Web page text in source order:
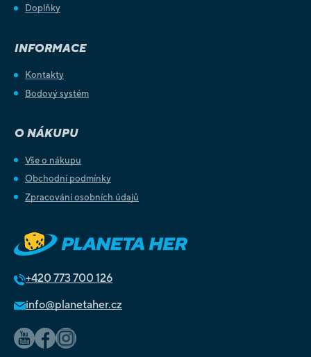
Doplňky
INFORMACE
Kontakty
Bodový systém
O NÁKUPU
Vše o nákupu
Obchodní podmínky
Zpracování osobních údajů
+420 773 700 126
info@planetaher.cz